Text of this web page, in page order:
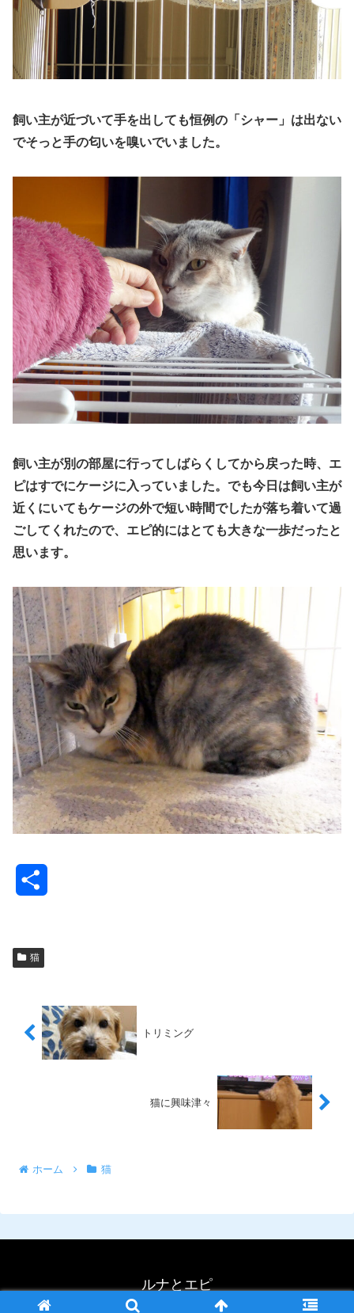
飼い主が近づいて手を出しても恒例の「シャー」は出ない
でそっと手の匂いを嗅いでいました。
飼い主が別の部屋に行ってしばらくしてから戻った時、エ
ピはすでにケージに入っていました。でも今日は飼い主が
近くにいてもケージの外で短い時間でしたが落ち着いて過
ごしてくれたので、エピ的にはとても大きな一歩だったと
思います。
猫
トリミング
猫に興味津々
ホーム 猫
ルナとエピ
© 2023 ルナとエピ.